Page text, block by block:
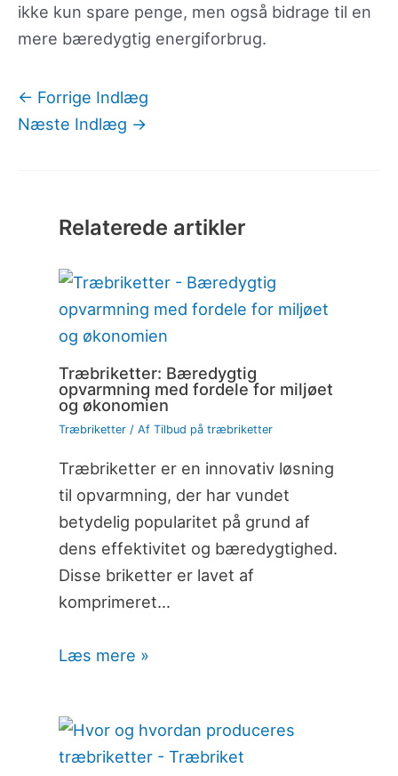
ikke kun spare penge, men også bidrage til en
mere bæredygtig energiforbrug.
← Forrige Indlæg
Næste Indlæg →
Relaterede artikler
Træbriketter: Bæredygtig
opvarmning med fordele for miljøet
og økonomien
Træbriketter/ Af Tilbud på træbriketter
Træbriketter er en innovativ løsning
til opvarmning, der har vundet
betydelig popularitet på grund af
dens effektivitet og bæredygtighed.
Disse briketter er lavet af
komprimeret…
Læs mere »